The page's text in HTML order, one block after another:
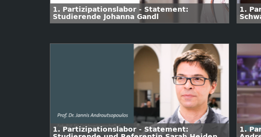
1. Partizipationslabor - Statement:
Studierende Johanna Gandl
1.
1. Partizipationslabor - Statement:
1.